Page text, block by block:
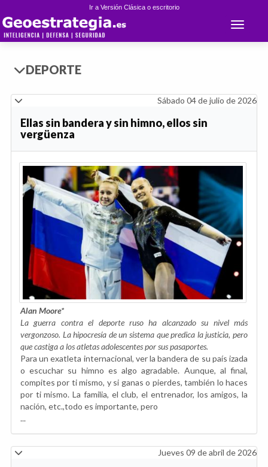
Ir a Versión Clásica o escritorio
Toggle
DEPORTE
Sábado 04 de julio de 2026
Ellas sin bandera y sin himno, ellos sin
vergüenza
Alan Moore*
La guerra contra el deporte ruso ha alcanzado su nivel más
vergonzoso. La hipocresía de un sistema que predica la justicia, pero
que castiga a los atletas adolescentes por sus pasaportes.
Para un exatleta internacional, ver la bandera de su país izada
o escuchar su himno es algo agradable. Aunque, al final,
compites por ti mismo, y si ganas o pierdes, también lo haces
por ti mismo. La familia, el club, el entrenador, los amigos, la
nación, etc.,todo es importante, pero
...
Jueves 09 de abril de 2026